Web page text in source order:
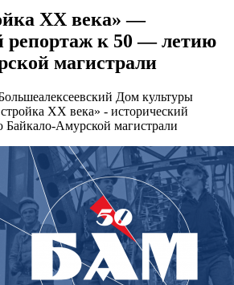
ХХ века» —
репортаж к 50 — летию
магистрали
Дом культуры
ХХ века» - исторический
Байкало-Амурской магистрали